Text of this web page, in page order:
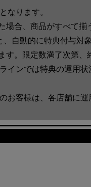
なります。
場合、商品がすべて揃
自動的に特典付与対
す。限定数満了次第、
インでは特典の運用
お客様は、各店舗に